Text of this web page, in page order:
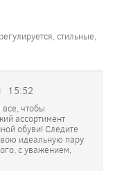
стильные,
15:52
чтобы
ассортимент
обуви! Следите
идеальную пару
с уважением,